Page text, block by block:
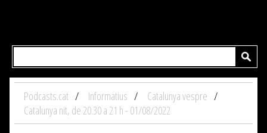
Podcasts.cat Informatius
Catalunya vespre
Catalunya nit, de 20.30 a 21 h - 01/08/2022